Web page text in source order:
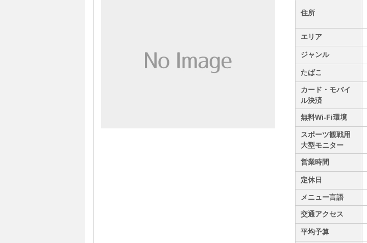
住所
エリア
ジャンル
たばこ
カード・モバイ
ル決済
無料Wi-Fi環境
スポーツ観戦用
大型モニター
営業時間
定休日
メニュー言語
交通アクセス
平均予算